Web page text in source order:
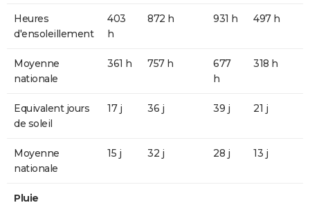
Heures
d'ensoleillement
403
h
872 h 931 h 497 h
Moyenne
nationale
361 h 757 h
677
h
318 h
Equivalent jours
de soleil
17 j 36 j 39 j 21 j
Moyenne
nationale
15 j 32 j 28 j 13 j
Pluie